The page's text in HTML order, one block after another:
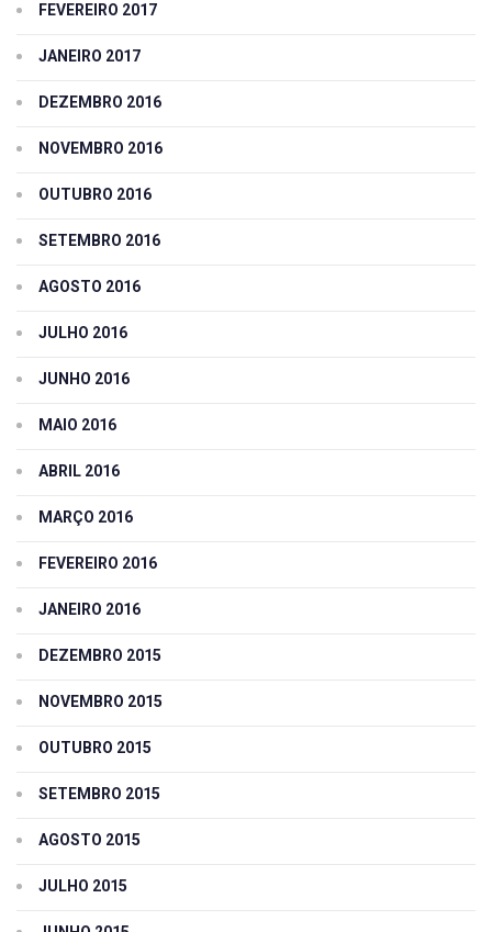
FEVEREIRO 2017
JANEIRO 2017
DEZEMBRO 2016
NOVEMBRO 2016
OUTUBRO 2016
SETEMBRO 2016
AGOSTO 2016
JULHO 2016
JUNHO 2016
MAIO 2016
ABRIL 2016
MARÇO 2016
FEVEREIRO 2016
JANEIRO 2016
DEZEMBRO 2015
NOVEMBRO 2015
OUTUBRO 2015
SETEMBRO 2015
AGOSTO 2015
JULHO 2015